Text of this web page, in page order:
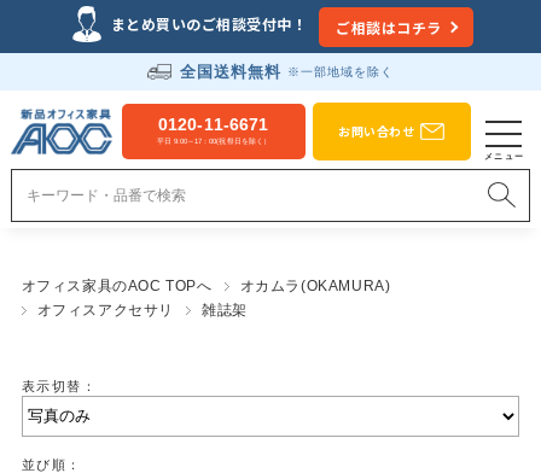
まとめ買いのご相談受付中！ ご相談はコチラ
全国送料無料 ※一部地域を除く
0120-11-6671
平日 9:00～17：00(祝祭日を除く）
お問い合わせ
オフィス家具のAOC TOPへ
オカムラ(OKAMURA)
オフィスアクセサリ
雑誌架
表示切替：
並び順：